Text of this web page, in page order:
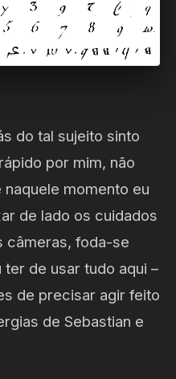
do tal sujeito sinto
por mim, não
momento eu
de lado os cuidados
câmeras, foda-se
de usar tudo aqui –
de precisar agir feito
de Sebastian e